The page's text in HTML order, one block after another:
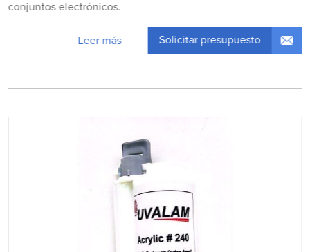
conjuntos electrónicos.
Leer más Solicitar presupuesto